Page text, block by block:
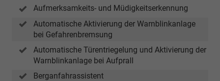
Aufmerksamkeits- und Müdigkeitserkennung
Automatische Aktivierung der Warnblinkanlage
bei Gefahrenbremsung
Automatische Türentriegelung und Aktivierung der
Warnblinkanlage bei Aufprall
Berganfahrassistent